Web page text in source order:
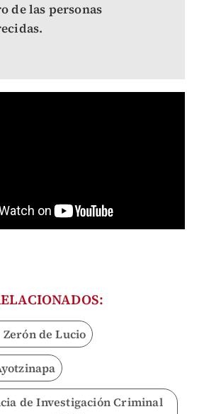
de las personas
Zerón de Lucio
de Investigación Criminal